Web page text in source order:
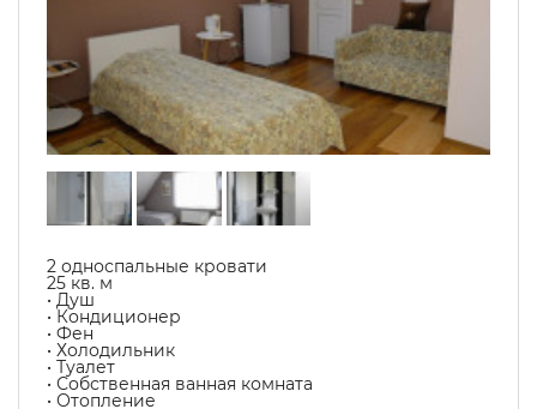
2 односпальные кровати
25 кв. м
• Душ
• Кондиционер
• Фен
• Холодильник
• Туалет
• Собственная ванная комната
• Отопление